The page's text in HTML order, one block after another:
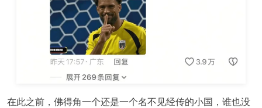
在此之前，佛得角一个还是一个名不见经传的小国，谁也没